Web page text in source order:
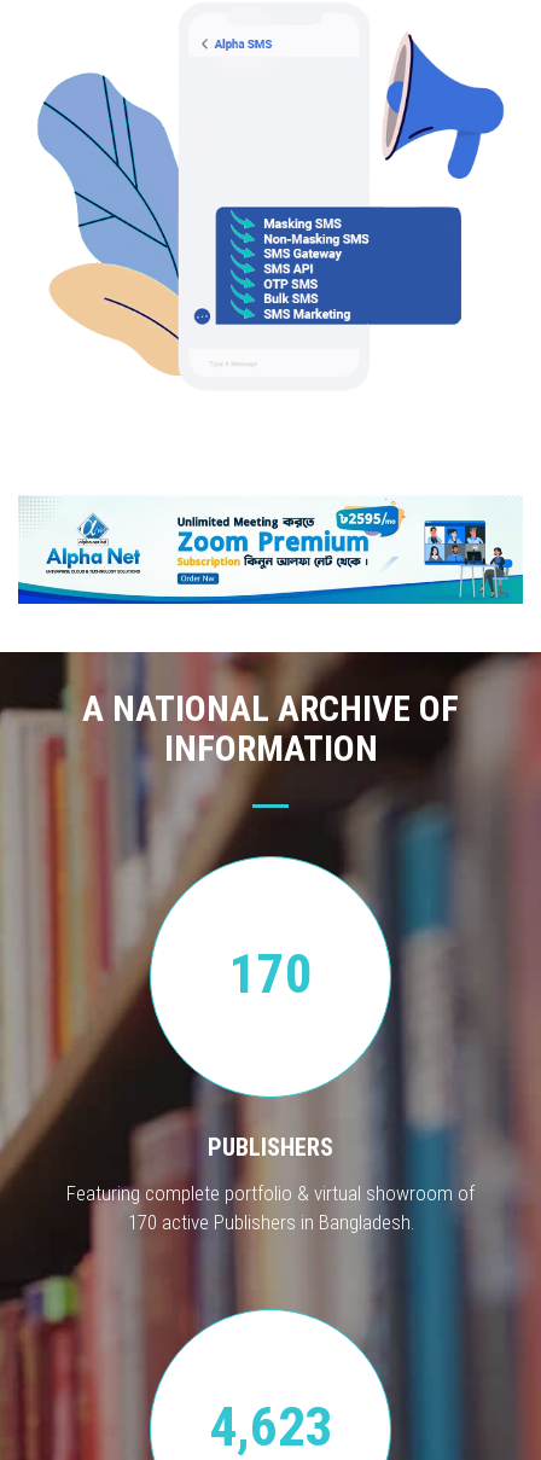
A NATIONAL ARCHIVE OF
INFORMATION
170
PUBLISHERS
Featuring complete portfolio & virtual showroom of
170 active Publishers in Bangladesh.
4,623